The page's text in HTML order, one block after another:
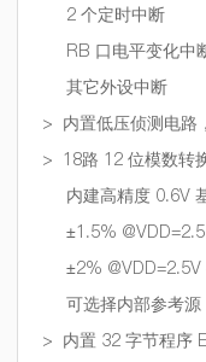
2 个定时中断
RB 口电平变化中
其它外设中断
> 内置低压侦测电
> 18路 12 位模数转
内建高精度 0.6V
±1.5%
±2%
可选择内部参考
> 内置 32 字节程序